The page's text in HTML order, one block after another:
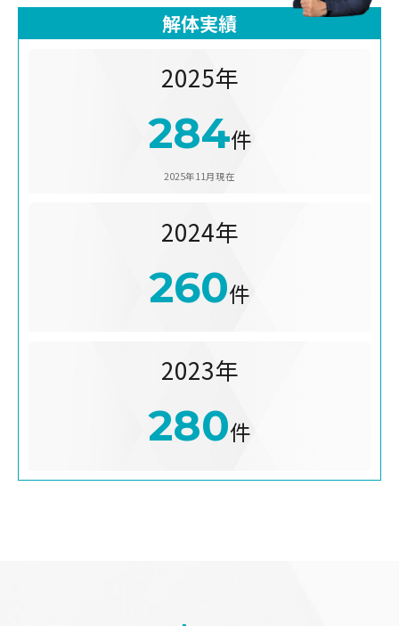
解体実績
2025年
284件
2025年11月現在
2024年
260件
2023年
280件